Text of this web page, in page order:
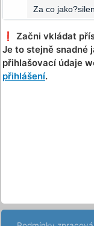
Za co
❗️ Začni vkládat
Je to stejně snadné
přihlašovací údaje
přihlášení.